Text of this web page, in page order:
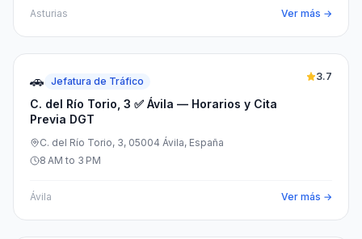
Asturias Ver más →
🚗 Jefatura de Tráfico
C. del Río Torio, 3 ✅ Ávila — Horarios y Cita
Previa DGT
3.7
C. del Río Torio, 3, 05004 Ávila, España
8 AM to 3 PM
Ávila Ver más →